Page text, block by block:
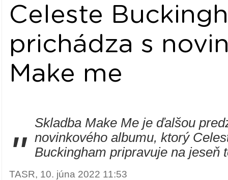
Celeste
prichádza s
Make me
"
Skladba Make Me je ďalšou
novinkového albumu, ktorý
Buckingham pripravuje na jeseň
TASR, 10. júna 2022 11:53